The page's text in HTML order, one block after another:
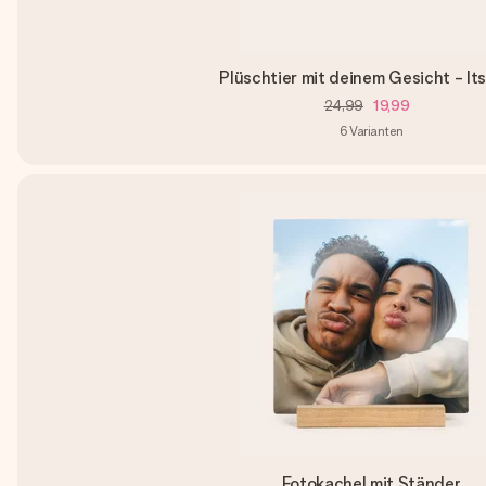
Plüschtier mit deinem Gesicht -
24,99 19,99
6Varianten